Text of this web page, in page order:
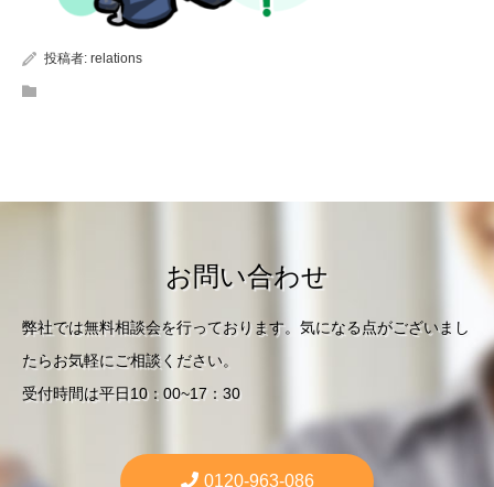
投稿者: relations
お問い合わせ
弊社では無料相談会を行っております。気になる点がございまし
たらお気軽にご相談ください。
受付時間は平日10：00~17：30
0120-963-086